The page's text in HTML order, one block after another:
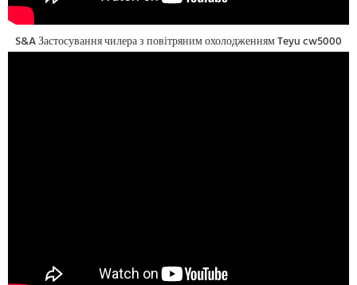
S&A Застосування чилера з повітряним охолодженням Teyu cw5000